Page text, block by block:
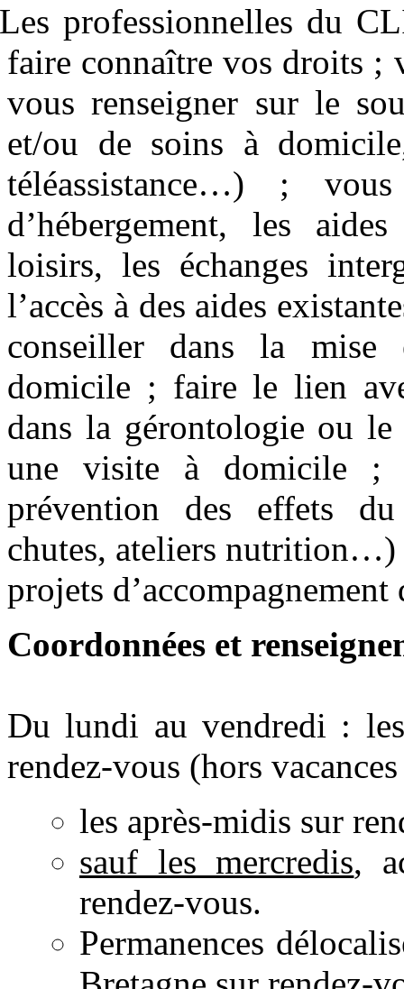
professionnelles du
faire connaître vos droits ;
vous renseigner sur le
et/ou de soins à
téléassistance…) ;
d’hébergement, les
loisirs, les échanges
l’accès à des aides
conseiller dans la
domicile ; faire le lien
dans la gérontologie ou
une visite à domicile ;
prévention des effets
chutes, ateliers nutrition…)
projets
Coordonnées et
Du lundi au vendredi :
rendez-vous (hors
les après-midis sur
sauf les mercredis,
rendez-vous.
Permanences